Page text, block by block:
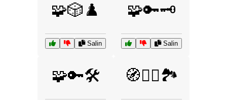
🧩🎲♟️
Salin
🧩🔑🗝️
Salin
🧩🔑🛠️ 🧭🚶‍♂️🏞️